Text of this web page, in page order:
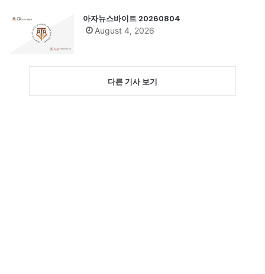
아자뉴스바이트 20260804
August 4, 2026
다른 기사 보기